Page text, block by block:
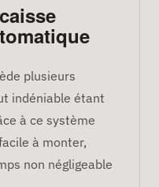
plusieurs
indéniable étant
à ce système
à monter,
non négligeable